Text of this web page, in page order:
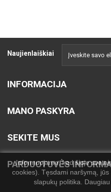
Informuojame, kad šioje
cookies). Tęsdami naršymą,
slapukų politika.
Naujienlaiškiai
INFORMACIJA
MANO PASKYRA
SEKITE MUS
PARDUOTUVĖS